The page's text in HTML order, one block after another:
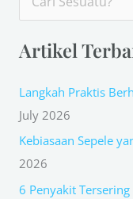
a
c
h
f
o
r
Artikel
Langkah Praktis
July 2026
Kebiasaan Sepele
2026
6 Penyakit